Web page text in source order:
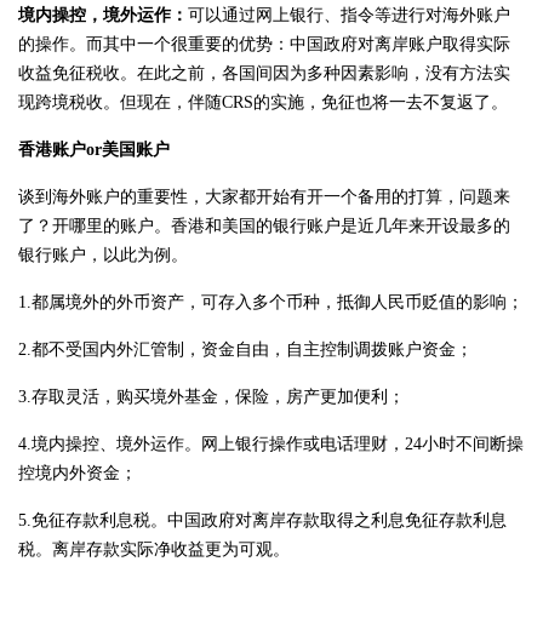
境内操控，境外运作： 可以通过网上银行、指令等进行对海外账户
的操作。而其中一个很重要的优势：中国政府对离岸账户取得实际
收益免征税收。在此之前，各国间因为多种因素影响，没有方法实
现跨境税收。但现在，伴随CRS的实施，免征也将一去不复返了。
香港账户or美国账户
谈到海外账户的重要性，大家都开始有开一个备用的打算，问题来
了？开哪里的账户。香港和美国的银行账户是近几年来开设最多的
银行账户，以此为例。
1.都属境外的外币资产，可存入多个币种，抵御人民币贬值的影响；
2.都不受国内外汇管制，资金自由，自主控制调拨账户资金；
3.存取灵活，购买境外基金，保险，房产更加便利；
4.境内操控、境外运作。网上银行操作或电话理财，24小时不间断操
控境内外资金；
5.免征存款利息税。中国政府对离岸存款取得之利息免征存款利息
税。离岸存款实际净收益更为可观。